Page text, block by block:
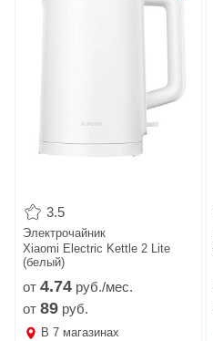
3.5
Электрочайник
Xiaomi Electric Kettle 2 Lite
(белый)
от 4.74 руб./мес.
от 89 руб.
В 7 магазинах